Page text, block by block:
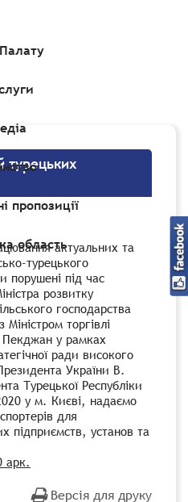
пропозиції
область
»Щодо пропозицій турецьких
турецьких
актуальних та
турецького
порушені під час
розвитку
господарства
торгівлі
Пекджан у рамках
ради високого
України В.
Турецької Республіки
у м. Києві, надаємо
для
підприємств, установ та
арк.
Версія для друку